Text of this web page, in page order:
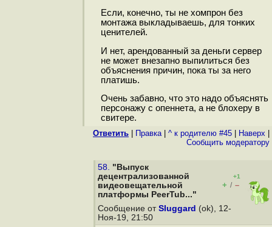
Если, конечно, ты не хомпрон без
монтажа выкладываешь, для тонких
ценителей.
И нет, арендованный за деньги сервер
не может внезапно выпилиться без
объяснения причин, пока ты за него
платишь.
Очень забавно, что это надо объяснять
персонажу с опеннета, а не блохеру в
свитере.
Ответить Правка| ^ к родителю #45 Наверх
Cообщить модератору
58. "Выпуск
децентрализованной
видеовещательной
платформы PeerTub..."
+1
+ / –
Сообщение от Sluggard (ok), 12-
Ноя-19, 21:50